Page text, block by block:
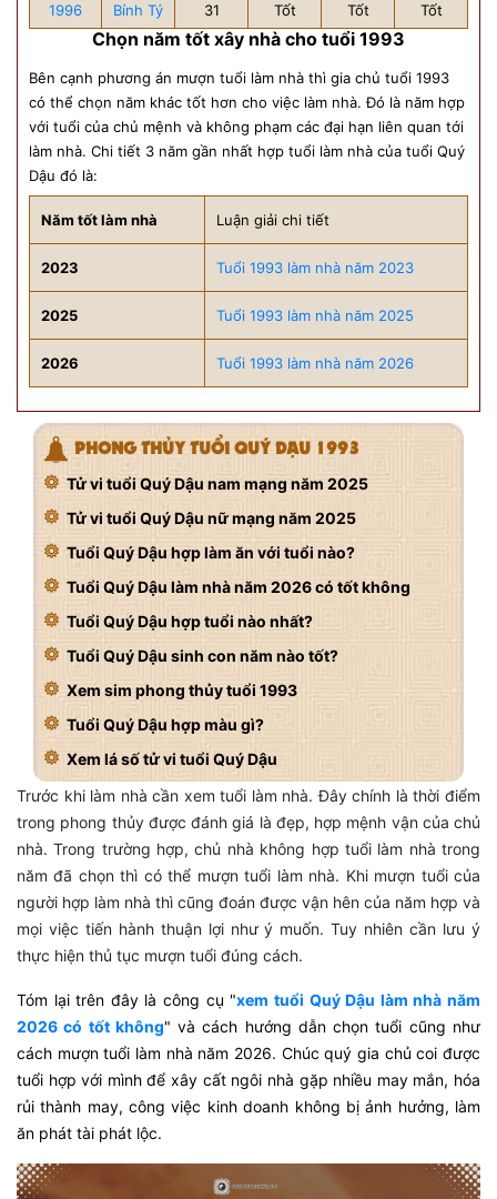
1996 Bính Tý 31 Tốt Tốt Tốt
Chọn năm tốt xây nhà cho tuổi 1993
Bên cạnh phương án mượn tuổi làm nhà thì gia chủ tuổi 1993
có thể chọn năm khác tốt hơn cho việc làm nhà. Đó là năm hợp
với tuổi của chủ mệnh và không phạm các đại hạn liên quan tới
làm nhà. Chi tiết 3 năm gần nhất hợp tuổi làm nhà của tuổi Quý
Dậu đó là:
Năm tốt làm nhà Luận giải chi tiết
2023 Tuổi 1993 làm nhà năm 2023
2025 Tuổi 1993 làm nhà năm 2025
2026 Tuổi 1993 làm nhà năm 2026
PHONG THỦY TUỔI QUÝ DẬU 1993
Tử vi tuổi Quý Dậu nam mạng năm 2025
Tử vi tuổi Quý Dậu nữ mạng năm 2025
Tuổi Quý Dậu hợp làm ăn với tuổi nào?
Tuổi Quý Dậu làm nhà năm 2026 có tốt không
Tuổi Quý Dậu hợp tuổi nào nhất?
Tuổi Quý Dậu sinh con năm nào tốt?
Xem sim phong thủy tuổi 1993
Tuổi Quý Dậu hợp màu gì?
Xem lá số tử vi tuổi Quý Dậu
Trước khi làm nhà cần xem tuổi làm nhà. Đây chính là thời điểm
trong phong thủy được đánh giá là đẹp, hợp mệnh vận của chủ
nhà. Trong trường hợp, chủ nhà không hợp tuổi làm nhà trong
năm đã chọn thì có thể mượn tuổi làm nhà. Khi mượn tuổi của
người hợp làm nhà thì cũng đoán được vận hên của năm hợp và
mọi việc tiến hành thuận lợi như ý muốn. Tuy nhiên cần lưu ý
thực hiện thủ tục mượn tuổi đúng cách.
Tóm lại trên đây là công cụ "xem tuổi Quý Dậu làm nhà năm
2026 có tốt không" và cách hướng dẫn chọn tuổi cũng như
cách mượn tuổi làm nhà năm 2026. Chúc quý gia chủ coi được
tuổi hợp với mình để xây cất ngôi nhà gặp nhiều may mắn, hóa
rủi thành may, công việc kinh doanh không bị ảnh hưởng, làm
ăn phát tài phát lộc.